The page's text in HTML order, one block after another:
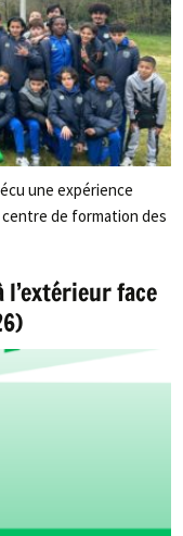
une expérience
centre de formation des
l’extérieur face